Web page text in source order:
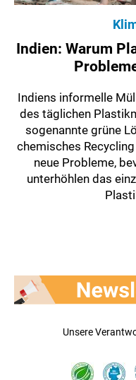
Indien: Warum
Indiens informelle
des täglichen
sogenannte grüne
chemisches
neue Probleme,
unterhöhlen das
Unsere